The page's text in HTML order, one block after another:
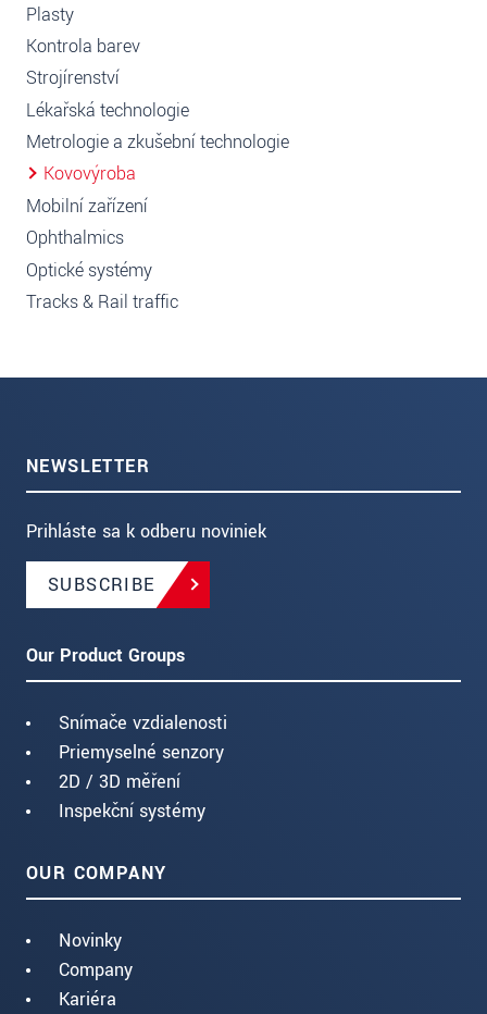
Plasty
Kontrola barev
Strojírenství
Lékařská technologie
Metrologie a zkušební technologie
Kovovýroba
Mobilní zařízení
Ophthalmics
Optické systémy
Tracks & Rail traffic
NEWSLETTER
Prihláste sa k odberu noviniek
SUBSCRIBE
Our Product Groups
Snímače vzdialenosti
Priemyselné senzory
2D / 3D měření
Inspekční systémy
OUR COMPANY
Novinky
Company
Kariéra